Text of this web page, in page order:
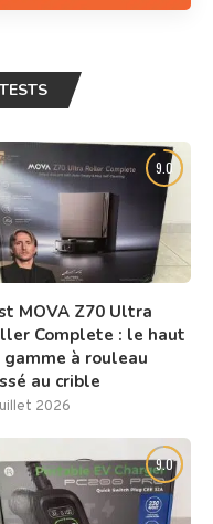
9.0
MOVA Z70 Ultra
Complete : le haut
gamme à rouleau
au crible
2026
9.0